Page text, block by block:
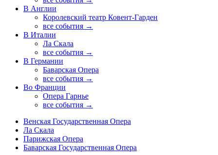
В Англии
Королевский театр Ковент-Гарден
все события →
В Италии
Ла Скала
все события →
В Германии
Баварская Опера
все события →
Во Франции
Опера Гарнье
все события →
Венская Государственная Опера
Ла Скала
Парижская Опера
Баварская Государственная Опера